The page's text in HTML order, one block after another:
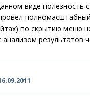
виде полезность
по скрытию меню
результатов